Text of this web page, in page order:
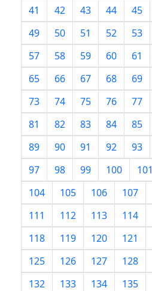
41
42 43 44 45
49
50 51 52 53
57
58 59 60 61
65
66 67 68 69
73
74 75 76 77
81
82 83 84 85
89
90 91 92 93
97
98 99 100 101
104
105 106 107
111
112 113 114
118
119 120 121
125
126 127 128
132
133 134 135